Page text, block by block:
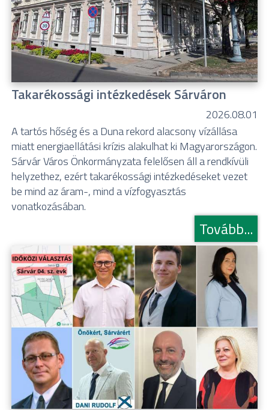
Takarékossági intézkedések Sárváron
2026.08.01
A tartós hőség és a Duna rekord alacsony vízállása
miatt energiaellátási krízis alakulhat ki Magyarországon.
Sárvár Város Önkormányzata felelősen áll a rendkívüli
helyzethez, ezért takarékossági intézkedéseket vezet
be mind az áram-, mind a vízfogyasztás
vonatkozásában.
Tovább...